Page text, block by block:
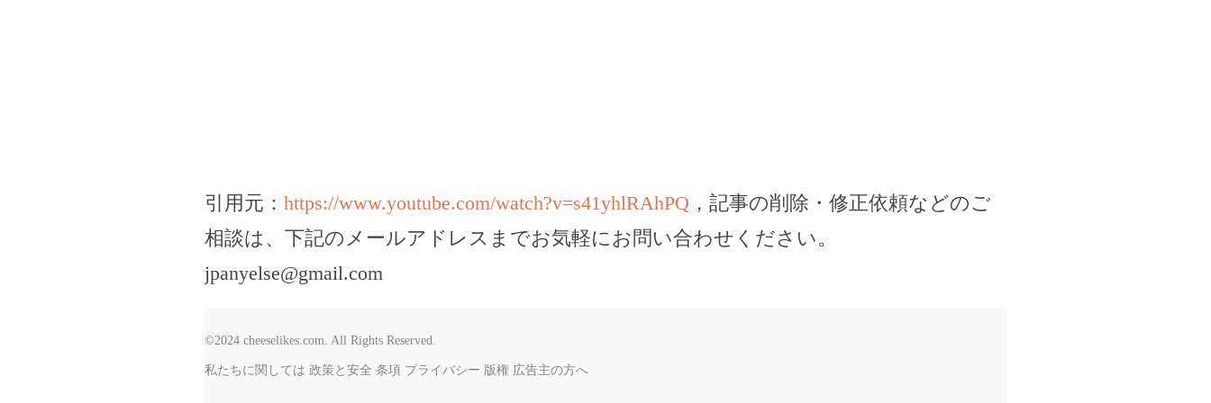
引用元： https://www.youtube.com/watch?v=s41yhlRAhPQ ，記事の削除・修正依頼などのご
相談は、下記のメールアドレスまでお気軽にお問い合わせください。
jpanyelse@gmail.com
©2024 cheeselikes.com. All Rights Reserved.
私たちに関しては 政策と安全 条項 プライバシー 版権 広告主の方へ